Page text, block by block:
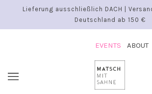
Lieferung ausschließlich DACH |
Deutschland ab 150 €
EVENTS ABOUT